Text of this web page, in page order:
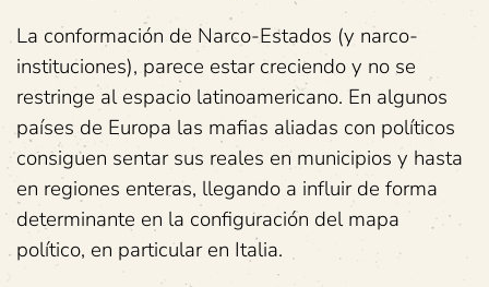
La conformación de Narco-Estados (y narco-
instituciones), parece estar creciendo y no se
restringe al espacio latinoamericano. En algunos
países de Europa las mafias aliadas con políticos
consiguen sentar sus reales en municipios y hasta
en regiones enteras, llegando a influir de forma
determinante en la configuración del mapa
político, en particular en Italia.